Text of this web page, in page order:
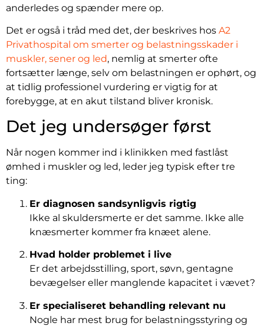
anderledes og spænder mere op.
Det er også i tråd med det, der beskrives hos A2
Privathospital om smerter og belastningsskader i
muskler, sener og led, nemlig at smerter ofte
fortsætter længe, selv om belastningen er ophørt, og
at tidlig professionel vurdering er vigtig for at
forebygge, at en akut tilstand bliver kronisk.
Det jeg undersøger først
Når nogen kommer ind i klinikken med fastlåst
ømhed i muskler og led, leder jeg typisk efter tre
ting:
Er diagnosen sandsynligvis rigtig
Ikke al skuldersmerte er det samme. Ikke alle
knæsmerter kommer fra knæet alene.
Hvad holder problemet i live
Er det arbejdsstilling, sport, søvn, gentagne
bevægelser eller manglende kapacitet i vævet?
Er specialiseret behandling relevant nu
Nogle har mest brug for belastningsstyring og